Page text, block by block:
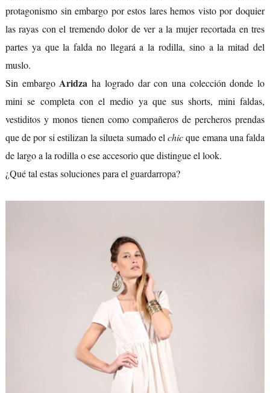
protagonismo sin embargo por estos lares hemos visto por doquier
las rayas con el tremendo dolor de ver a la mujer recortada en tres
partes ya que la falda no llegará a la rodilla, sino a la mitad del
muslo.
Sin embargoAridza ha logrado dar con una colección donde lo
mini se completa con el medio ya que sus shorts, mini faldas,
vestiditos y monos tienen como compañeros de percheros prendas
que de por si estilizan la silueta sumado elchicque emana una falda
de largo a la rodilla o ese accesorio que distingue el look.
¿Qué tal estas soluciones para el guardarropa?